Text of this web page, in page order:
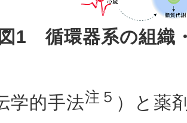
図1 循環器系の組織
学的手法注５ ）と薬